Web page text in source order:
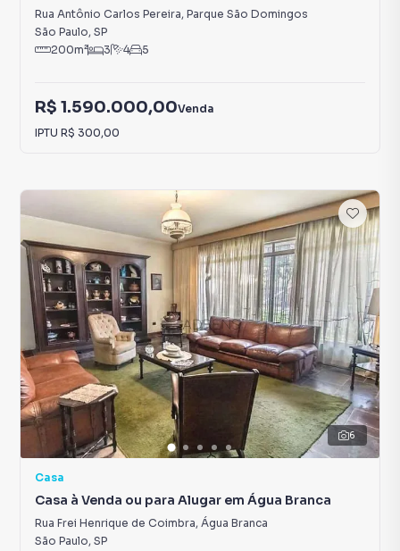
Rua Antônio Carlos Pereira, Parque São Domingos
São Paulo, SP
200m² 3 4 5
R$ 1.590.000,00Venda
IPTU R$ 300,00
6
Casa
Casa à Venda ou para Alugar em Água Branca
Rua Frei Henrique de Coimbra, Água Branca
São Paulo, SP